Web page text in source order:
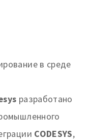
в среде
разработано
CODESYS,